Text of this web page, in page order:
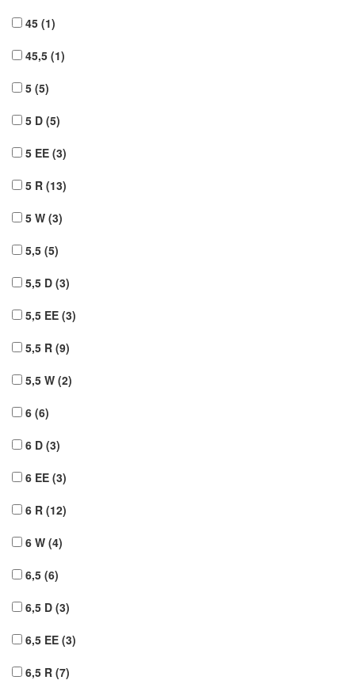
45 (1)
45,5 (1)
5 (5)
5 D (5)
5 EE (3)
5 R (13)
5 W (3)
5,5 (5)
5,5 D (3)
5,5 EE (3)
5,5 R (9)
5,5 W (2)
6 (6)
6 D (3)
6 EE (3)
6 R (12)
6 W (4)
6,5 (6)
6,5 D (3)
6,5 EE (3)
6,5 R (7)